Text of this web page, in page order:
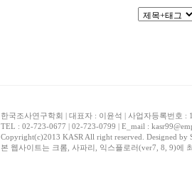
한국조사연구학회 | 대표자 : 이윤석 | 사업자등록번호
TEL : 02-723-0677 | 02-723-0799 | E_mail :
Copyright(c)2013 KASR All right reserved. Designed by
본 웹사이트는 크롬, 사파리, 익스플로러(ver7, 8, 9)에